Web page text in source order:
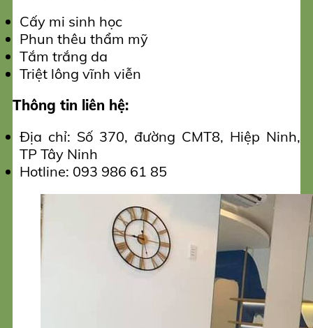
Cấy mi sinh học
Phun thêu thẩm mỹ
Tắm trắng da
Triệt lông vĩnh viễn
Thông tin liên hệ:
Địa chỉ: Số 370, đường CMT8, Hiệp Ninh,
TP Tây Ninh
Hotline: 093 986 61 85